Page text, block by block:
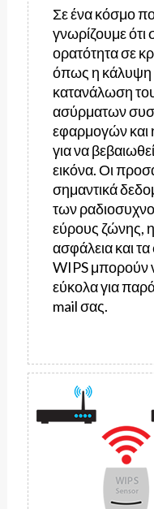
Σε ένα κόσμο
γνωρίζουμε ότι
ορατότητα σε
όπως η κάλυψη
κατανάλωση
ασύρματων
εφαρμογών και
για να
εικόνα. Οι
σημαντικά
των
εύρους ζώνης,
ασφάλεια και
WIPS μπορούν
εύκολα για
mail σας.